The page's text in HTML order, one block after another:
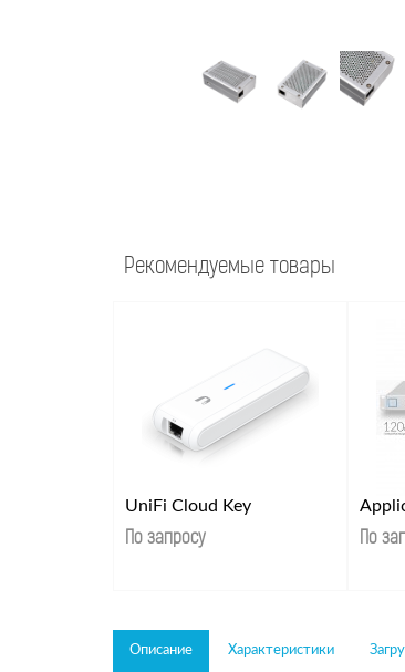
Рекомендуемые товары
UniFi Cloud Key
По запросу
По
Описание Характеристики